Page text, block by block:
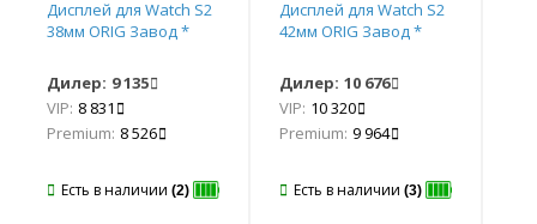
Дисплей для Watch S2
38мм ORIG Завод *
Дилер: 9 135
VIP: 8 831
Premium: 8 526
Есть в наличии (2)
Дисплей для Watch S2
42мм ORIG Завод *
Дилер: 10 676
VIP: 10 320
Premium: 9 964
Есть в наличии (3)